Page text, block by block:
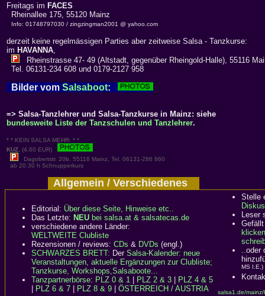
Freitags im FACES
Rheinallee 175, 55120 Mainz
Info: 01748797030 / zingzingman2001 @ yahoo.com
derzeit keine regelmässigen Parties aber zeitweise Salsa - Tanzkurse:
im HAVANNA,
Rheinstrasse 47- 49 (Altstadt, gegenüber Rheingold-Halle), 55116
Tel. 06131-234 608 und 0179-2127 958
Bilder vom Salsaboot:
=> Salsa-Tanzlehrer und Salsa-Tanzkurse in Mainz: siehe
bundesweite Liste der Tanzschulen und Tanzlehrer.
* * KEIN SALSA MEHR: * *
KUZ, (4,60 EUR)
Dagobertstr. 20b, 55116 Mainz, Tel. 06131-286 860
ab 20.30 h Schnupperkurs
Allgemein / Verschiedenes
Editorial: Über diese Seite, Hinweise etc..
Das Letzte: NEU bei salsa.at & salsatecas.de
verschiedene andere Länder:
WELTWEITE Clubliste
Rezensionen / reviews: CDs & DVDs (engl.)
SCHWARZES BRETT: Der Salsa-Kalender: neue
Veranstaltungen, aktuelle Ergänzungen zur Clubliste;
Tanzkurse, Workshops,Salsaboote...
Tanzpartnerbörse: PLZ 0 & 1 PLZ 2 & 3
PLZ 4 & 5
PLZ 6 & 7 PLZ 8 & 9 ÖSTERREICH / AUSTRIA
Stelle
Leser
klicken
..oder
MS I.E.)
salsa1.de/mainz/